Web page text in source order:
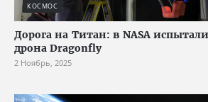
КОСМОС
Дорога на Титан: в NASA
дрона Dragonfly
2 Ноябрь, 2025